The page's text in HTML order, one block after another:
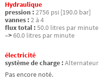
Hydraulique
pression :2756 psi [190.0 bar]
vannes :2 à 4
flux total :50.0 litres par minute
–>60.0 litres par minute
électricité
système de charge :Alternateur
Pas encore noté.